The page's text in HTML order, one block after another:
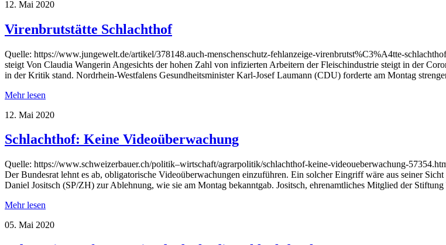
12. Mai 2020
Virenbrutstätte Schlachthof
Quelle: https://www.jungewelt.de/artikel/378148.auch-menschenschutz-fehlanzeige-virenbrutst%C3%A4tte-
steigt Von Claudia Wangerin Angesichts der hohen Zahl von infizierten Arbeitern der Fleischindustrie steigt in der
in der Kritik stand. Nordrhein-Westfalens Gesundheitsminister Karl-Josef Laumann (CDU) forderte am Montag
Mehr lesen
12. Mai 2020
Schlachthof: Keine Videoüberwachung
Quelle: https://www.schweizerbauer.ch/politik–wirtschaft/agrarpolitik/schlachthof-keine-videoueberwachung-
Der Bundesrat lehnt es ab, obligatorische Videoüberwachungen einzuführen. Ein solcher Eingriff wäre aus seiner
Daniel Jositsch (SP/ZH) zur Ablehnung, wie sie am Montag bekanntgab. Jositsch, ehrenamtliches Mitglied der
Mehr lesen
05. Mai 2020